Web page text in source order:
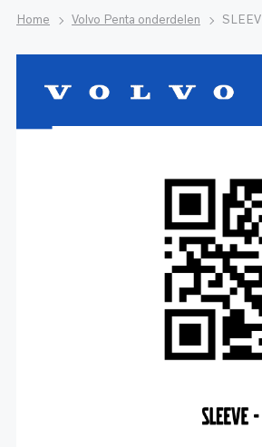
Home Volvo Penta onderdelen